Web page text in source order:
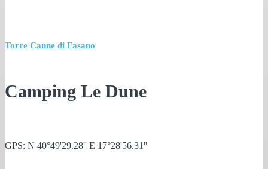
Torre Canne di Fasano
Camping Le Dune
GPS: N 40°49'29.28'' E 17°28'56.31''